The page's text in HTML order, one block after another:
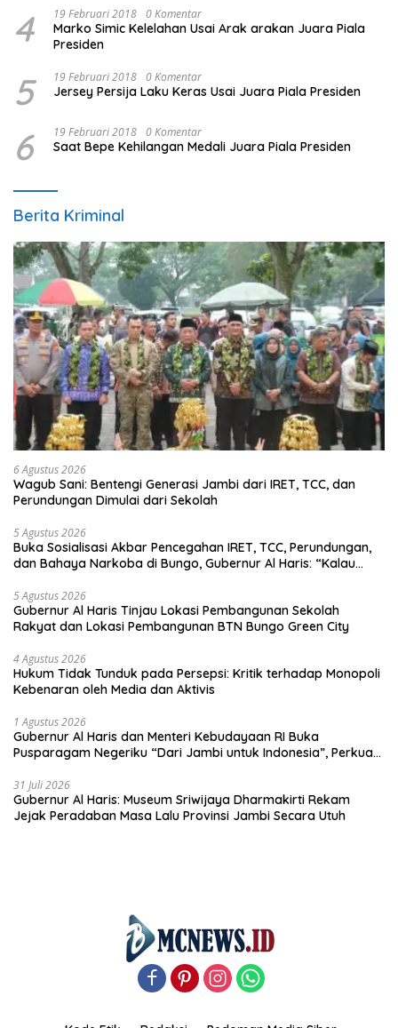
4 19 Februari 2018 0 Komentar
Marko Simic Kelelahan Usai Arak arakan Juara Piala
Presiden
5 19 Februari 2018 0 Komentar
Jersey Persija Laku Keras Usai Juara Piala Presiden
6 19 Februari 2018 0 Komentar
Saat Bepe Kehilangan Medali Juara Piala Presiden
Berita Kriminal
6 Agustus 2026
Wagub Sani: Bentengi Generasi Jambi dari IRET, TCC, dan
Perundungan Dimulai dari Sekolah
5 Agustus 2026
Buka Sosialisasi Akbar Pencegahan IRET, TCC, Perundungan,
dan Bahaya Narkoba di Bungo, Gubernur Al Haris: “Kalau
tangan”
5 Agustus 2026
Gubernur Al Haris Tinjau Lokasi Pembangunan Sekolah
Rakyat dan Lokasi Pembangunan BTN Bungo Green City
4 Agustus 2026
Hukum Tidak Tunduk pada Persepsi: Kritik terhadap Monopoli
Kebenaran oleh Media dan Aktivis
1 Agustus 2026
Gubernur Al Haris dan Menteri Kebudayaan RI Buka
Pusparagam Negeriku “Dari Jambi untuk Indonesia”, Perkuat
31 Juli 2026
Gubernur Al Haris: Museum Sriwijaya Dharmakirti Rekam
Jejak Peradaban Masa Lalu Provinsi Jambi Secara Utuh